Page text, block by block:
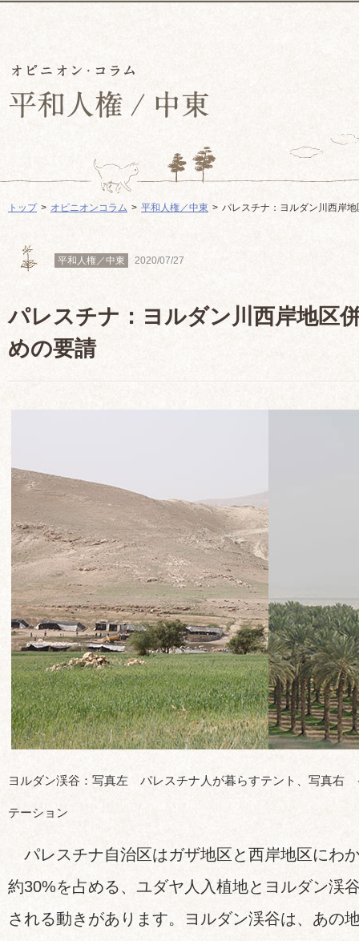
トップ オピニオンコラム 平和人権／中東 パレスチナ：ヨルダン川西岸
平和人権／中東 2020/07/27
パレスチナ：ヨルダン川西岸地区
めの要請
ヨルダン渓谷：写真左 パレスチナ人が暮らすテント、写真右
テーション
パレスチナ自治区はガザ地区と西岸地区にわ
約30%を占める、ユダヤ人入植地とヨルダン渓
される動きがあります。ヨルダン渓谷は、あの